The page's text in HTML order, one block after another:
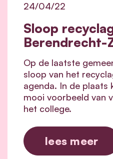
Sloop
Berendrecht-
24/04/22
Op de laatste
sloop van het
agenda. In de plaats
mooi voorbeeld van
het college.
lees meer